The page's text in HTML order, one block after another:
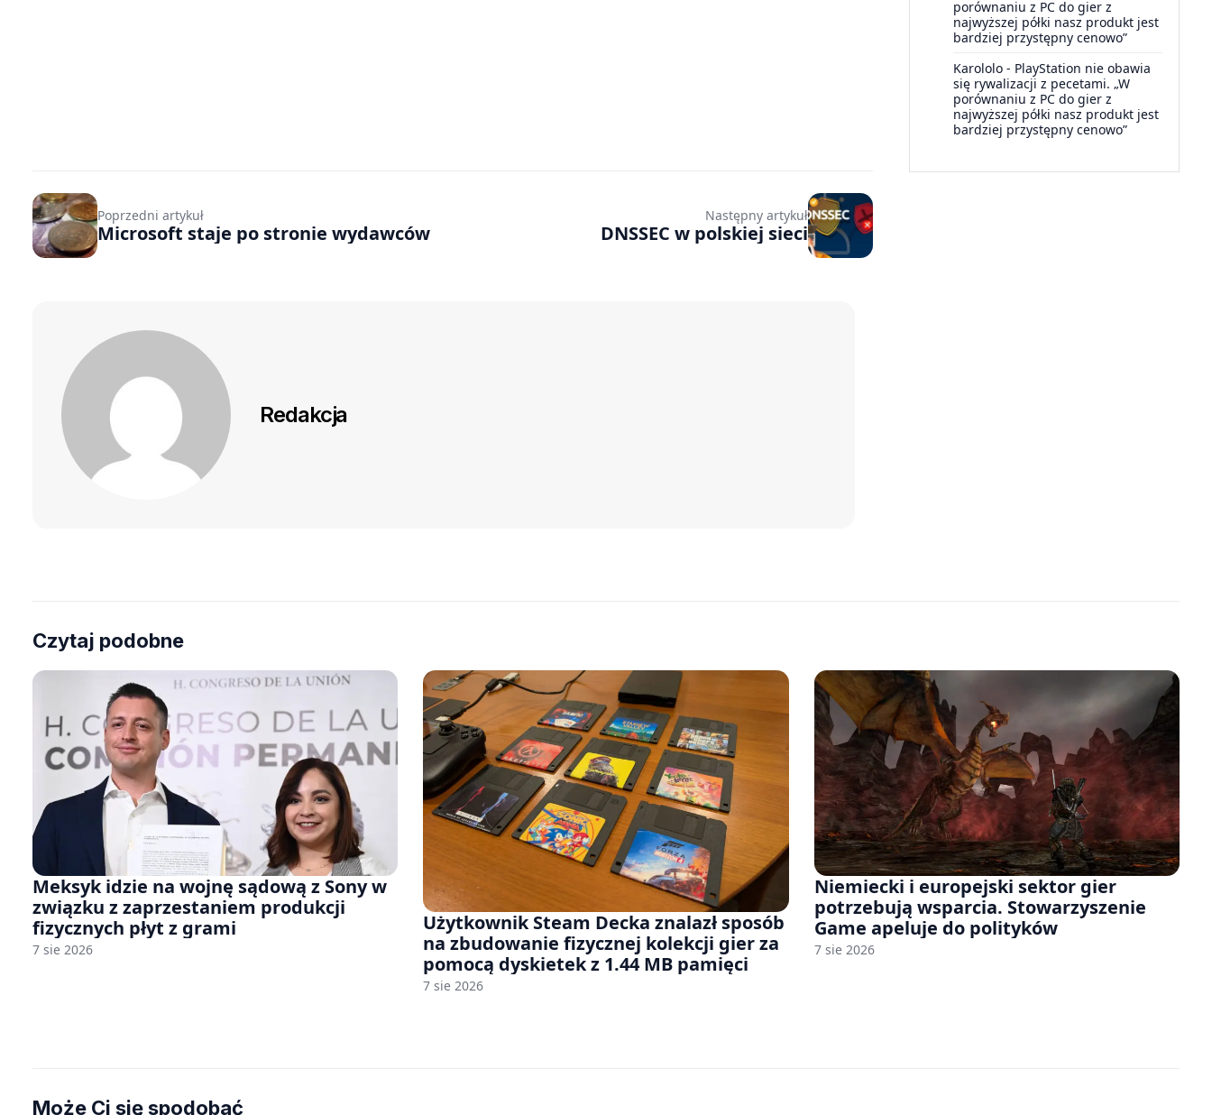
porównaniu z PC do gier z
najwyższej półki nasz produkt jest
bardziej przystępny cenowo”
Karololo - PlayStation nie obawia
się rywalizacji z pecetami. „W
porównaniu z PC do gier z
najwyższej półki nasz produkt jest
bardziej przystępny cenowo”
Poprzedni artykuł
Microsoft staje po stronie wydawców
Następny artykuł
DNSSEC w polskiej sieci
Redakcja
Czytaj podobne
Meksyk idzie na wojnę sądową z Sony w
związku z zaprzestaniem produkcji
fizycznych płyt z grami
7 sie 2026
Użytkownik Steam Decka znalazł sposób
na zbudowanie fizycznej kolekcji gier za
pomocą dyskietek z 1.44 MB pamięci
7 sie 2026
Niemiecki i europejski sektor gier
potrzebują wsparcia. Stowarzyszenie
Game apeluje do polityków
7 sie 2026
Może Ci się spodobać